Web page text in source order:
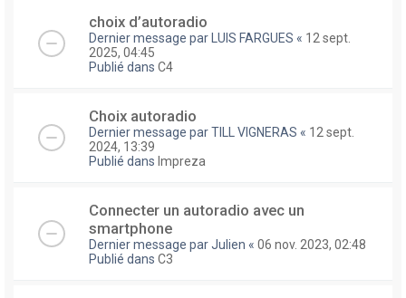
choix d’autoradio
Dernier message par LUIS FARGUES « 12 sept.
2025, 04:45
Publié dans C4
Choix autoradio
Dernier message parTILL VIGNERAS « 12 sept.
2024, 13:39
Publié dans Impreza
Connecter un autoradio avec un
smartphone
Dernier message parJulien « 06 nov. 2023, 02:48
Publié dans C3